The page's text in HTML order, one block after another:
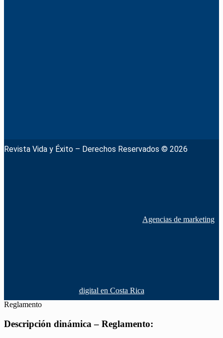
Revista Vida y Éxito – Derechos Reservados © 2026
Agencias de marketing
digital en Costa Rica
Reglamento
Descripción dinámica – Reglamento: